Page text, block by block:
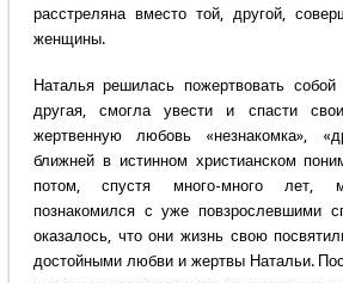
расстреляна вместо той, другой,
женщины.
Наталья решилась пожертвовать
другая, смогла увести и спасти
жертвенную любовь «незнакомка»,
ближней в истинном христианском
потом, спустя много-много лет,
познакомился с уже повзрослевшими
оказалось, что они жизнь свою
достойными любви и жертвы Натальи.